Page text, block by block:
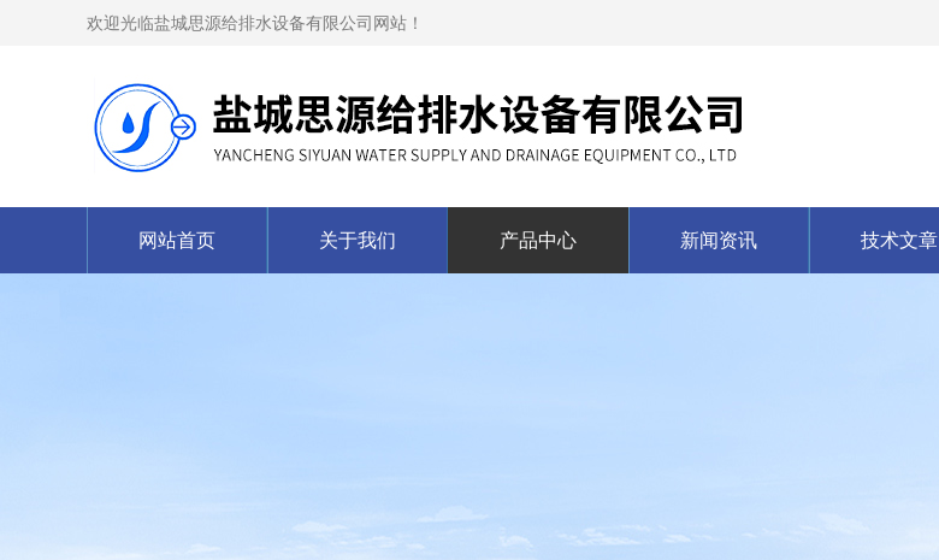
欢迎光临盐城思源给排水设备有限公司网站！
网站首页 关于我们 产品中心 新闻资讯 技术文章